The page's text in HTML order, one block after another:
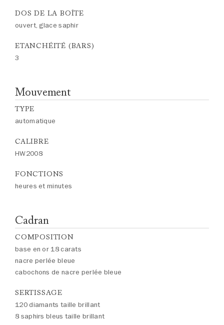
DOS DE LA BOÎTE
ouvert, glace saphir
ETANCHÉITÉ (BARS)
3
Mouvement
TYPE
automatique
CALIBRE
HW2008
FONCTIONS
heures et minutes
Cadran
COMPOSITION
base en or 18 carats
nacre perlée bleue
cabochons de nacre perlée bleue
SERTISSAGE
120 diamants taille brillant
8 saphirs bleus taille brillant